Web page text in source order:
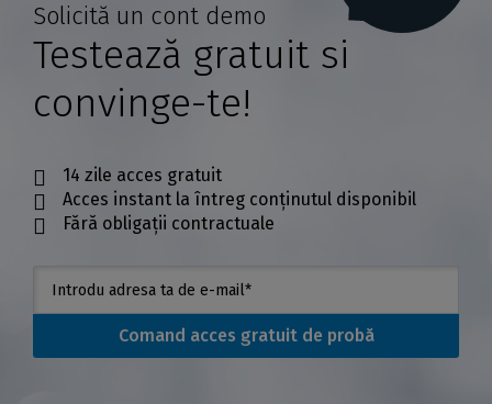
Solicită un cont demo
Testează gratuit si
convinge-te!
14 zile acces gratuit
Acces instant la întreg conținutul disponibil
Fără obligații contractuale
Comand acces gratuit de probă